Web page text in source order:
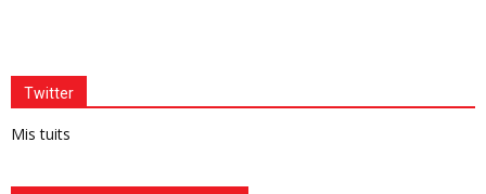
Twitter
Mis tuits